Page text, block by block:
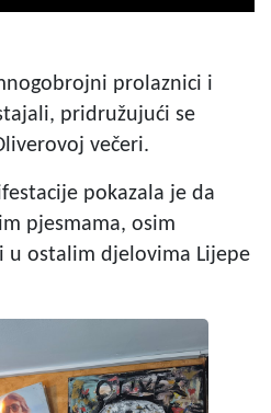
prolaznici i
pridružujući se
večeri.
pokazala je da
pjesmama, osim
u ostalim djelovima Lijepe